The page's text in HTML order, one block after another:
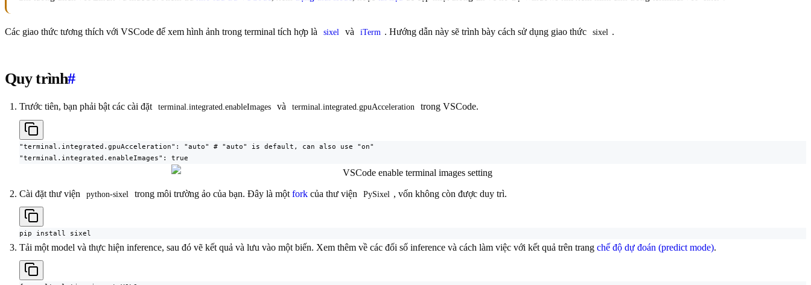
Các giao thức tương thích với VSCode để xem hình ảnh trong terminal tích hợp là sixel và iTerm . Hướng dẫn này sẽ trình bày cách sử dụng giao thức sixel .
Quy trình#
Trước tiên, bạn phải bật các cài đặt terminal.integrated.enableImages và terminal.integrated.gpuAcceleration trong VSCode.
"terminal.integrated.gpuAcceleration": "auto" # "auto" is default, can also use "on"
"terminal.integrated.enableImages": true
Cài đặt thư viện python-sixel trong môi trường ảo của bạn. Đây là một fork của thư viện PySixel , vốn không còn được duy trì.
pip install sixel
Tải một model và thực hiện inference, sau đó vẽ kết quả và lưu vào một biến. Xem thêm về các đối số inference và cách làm việc với kết quả trên trang chế độ dự đoán (predict mode).